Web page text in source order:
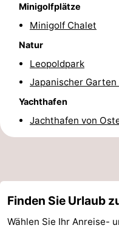
Surfen
Essen
und
trinken
Veranstaltungen
Praktisch
Forum
Route
Küstetram
Medizin
Minigolfplätze
Minigolf Chalet
Natur
Leopoldpark
Japanischer Garten
Yachthafen
Jachthafen von
Finden Sie Urlaub
Wählen Sie Ihr Anreise-